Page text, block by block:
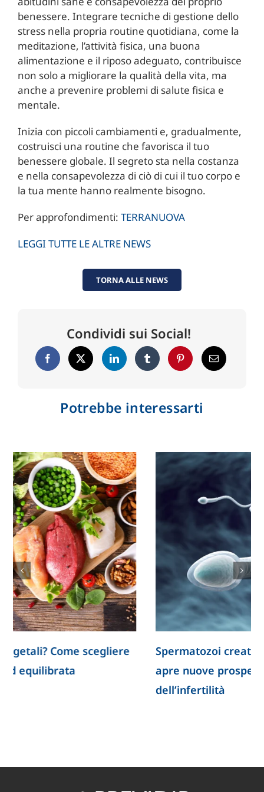
benessere. Integrare tecniche di gestione dello
stress nella propria routine quotidiana, come la
meditazione, l’attività fisica, una buona
alimentazione e il riposo adeguato, contribuisce
non solo a migliorare la qualità della vita, ma
anche a prevenire problemi di salute fisica e
mentale.
Inizia con piccoli cambiamenti e, gradualmente,
costruisci una routine che favorisca il tuo
benessere globale. Il segreto sta nella costanza
e nella consapevolezza di ciò di cui il tuo corpo e
la tua mente hanno realmente bisogno.
Per approfondimenti: TERRANUOVA
LEGGI TUTTE LE ALTRE NEWS
TORNA ALLE NEWS
Condividi sui Social!
Potrebbe interessarti
Spermatozoi creati in laboratorio: la ricerca
apre nuove prospettive per lo studio